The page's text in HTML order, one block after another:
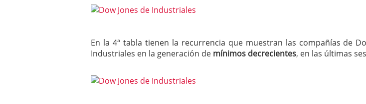
En la 4ª tabla tienen la recurrencia que muestran las compañías de
Industriales en la generación de mínimos decrecientes, en las últimas